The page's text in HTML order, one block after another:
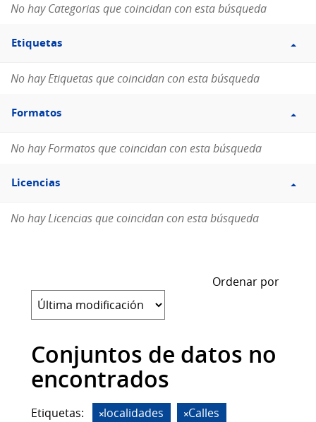
No hay Categorias que coincidan con esta búsqueda
Filtro
Etiquetas
Etiquetas
No hay Etiquetas que coincidan con esta búsqueda
Filtro
Formatos
Formatos
No hay Formatos que coincidan con esta búsqueda
Filtro
Licencias
Licencias
No hay Licencias que coincidan con esta búsqueda
Ordenar por
Conjuntos de datos no
encontrados
Etiquetas: localidades
Calles